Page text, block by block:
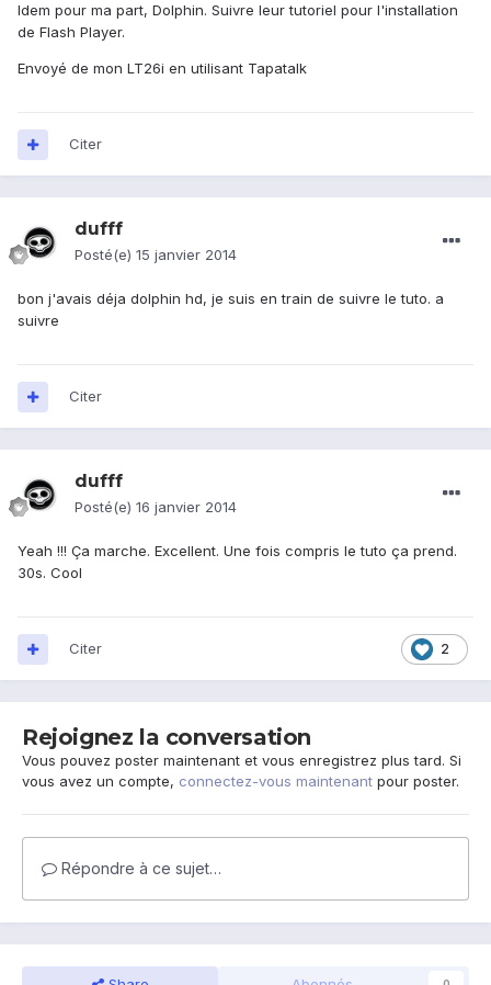
Idem pour ma part, Dolphin. Suivre leur tutoriel pour l'installation
de Flash Player.
Envoyé de mon LT26i en utilisant Tapatalk
Citer
dufff
Posté(e) 15 janvier 2014
bon j'avais déja dolphin hd, je suis en train de suivre le tuto. a
suivre
Citer
dufff
Posté(e) 16 janvier 2014
Yeah !!! Ça marche. Excellent. Une fois compris le tuto ça prend.
30s. Cool
2
Citer
Rejoignez la conversation
Vous pouvez poster maintenant et vous enregistrez plus tard. Si
vous avez un compte, connectez-vous maintenant pour poster.
Répondre à ce sujet…